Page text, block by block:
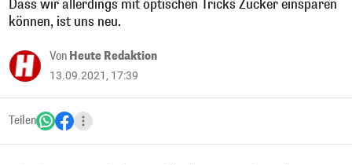
Dass wir allerdings mit optischen Tricks Zucker einsparen
können, ist uns neu.
Von Heute Redaktion
13.09.2021, 17:39
Teilen